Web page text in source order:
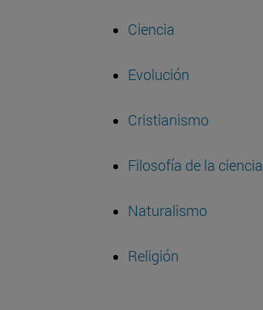
Ciencia
Evolución
Cristianismo
Filosofía de la ciencia
Naturalismo
Religión